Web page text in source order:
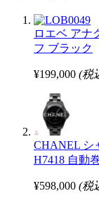
ロエベ アナ
フ ブラック
¥199,000 (税
CHANEL シ
H7418 自動
¥598,000 (税